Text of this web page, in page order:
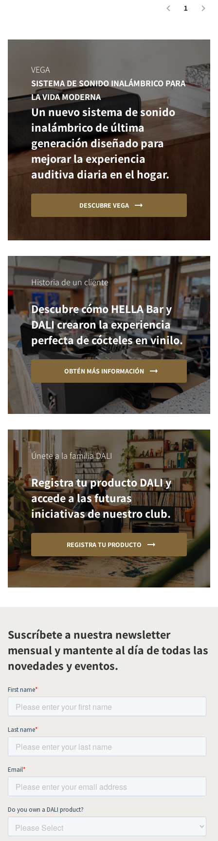
1
VEGA
SISTEMA DE SONIDO INALÁMBRICO PARA
LA VIDA MODERNA
Un nuevo sistema de sonido
inalámbrico de última
generación diseñado para
mejorar la experiencia
auditiva diaria en el hogar.
DESCUBRE VEGA
Historia de un cliente
Descubre cómo HELLA Bar y
DALI crearon la experiencia
perfecta de cócteles en vinilo.
OBTÉN MÁS INFORMACIÓN
Únete a la familia DALI
Registra tu producto DALI y
accede a las futuras
iniciativas de nuestro club.
REGISTRA TU PRODUCTO
Suscríbete a nuestra newsletter
mensual y mantente al día de todas las
novedades y eventos.